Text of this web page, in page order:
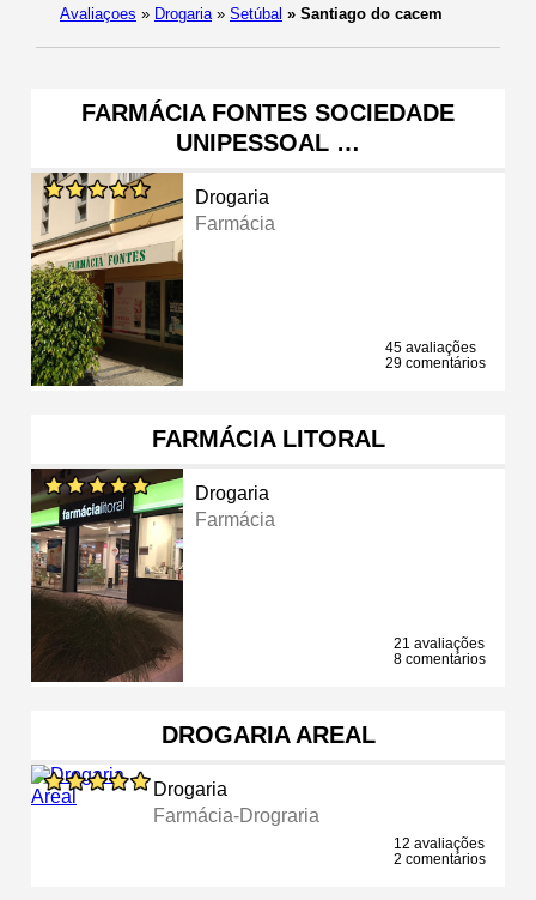
Avaliaçoes » Drogaria » Setúbal » Santiago do cacem
FARMÁCIA FONTES SOCIEDADE
UNIPESSOAL …
Drogaria
Farmácia
45 avaliações
29 comentários
FARMÁCIA LITORAL
Drogaria
Farmácia
21 avaliações
8 comentários
DROGARIA AREAL
Drogaria
Farmácia-Drograria
12 avaliações
2 comentários